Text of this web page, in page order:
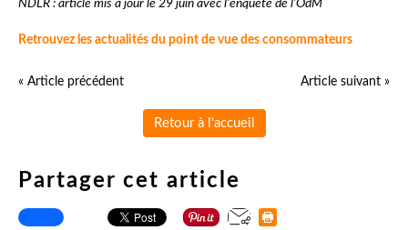
NDLR : article mis à jour le 29 juin avec l'enquête de l'OdM
Retrouvez les actualités du point de vue des consommateurs
« Article précédent Article suivant »
Retour à l'accueil
Partager cet article